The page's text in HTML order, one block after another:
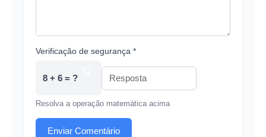
Verificação de segurança *
8 + 6 = ?
Resolva a operação matemática acima
Enviar Comentário